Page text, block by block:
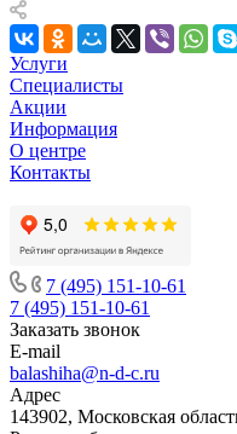
Услуги
Специалисты
Акции
Информация
О центре
Контакты
7 (495) 151-10-61
7 (495) 151-10-61
Заказать звонок
E-mail
balashiha@n-d-c.ru
Адрес
143902, Московская